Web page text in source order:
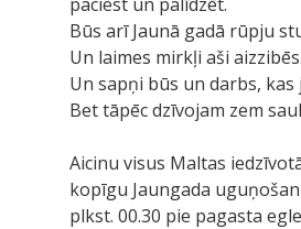
Būs arī Jaunā gadā rūpju
Un laimes mirkļi aši aizzibēs.
Un sapņi būs un darbs, kas
Bet tāpēc dzīvojam zem
Aicinu visus Maltas
kopīgu Jaungada
plkst. 00.30 pie pagasta